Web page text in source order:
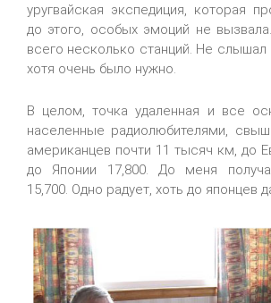
уругвайская экспедиция, которая
до этого, особых эмоций не
всего несколько станций. Не
хотя очень было нужно.
В целом, точка удаленная и все
населенные радиолюбителями,
американцев почти 11 тысяч км, до
до Японии 17,800. До меня
15,700. Одно радует, хоть до японцев